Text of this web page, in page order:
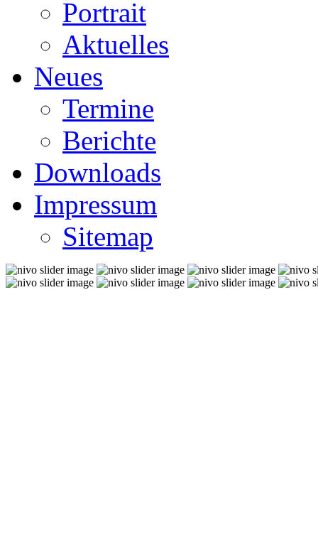
Portrait
Aktuelles
Neues
Termine
Berichte
Downloads
Impressum
Sitemap